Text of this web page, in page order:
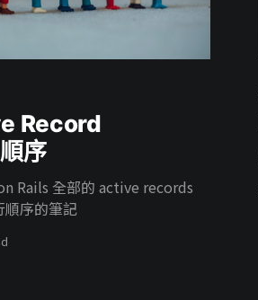
Record
序
Rails 全部的 active records
序的筆記